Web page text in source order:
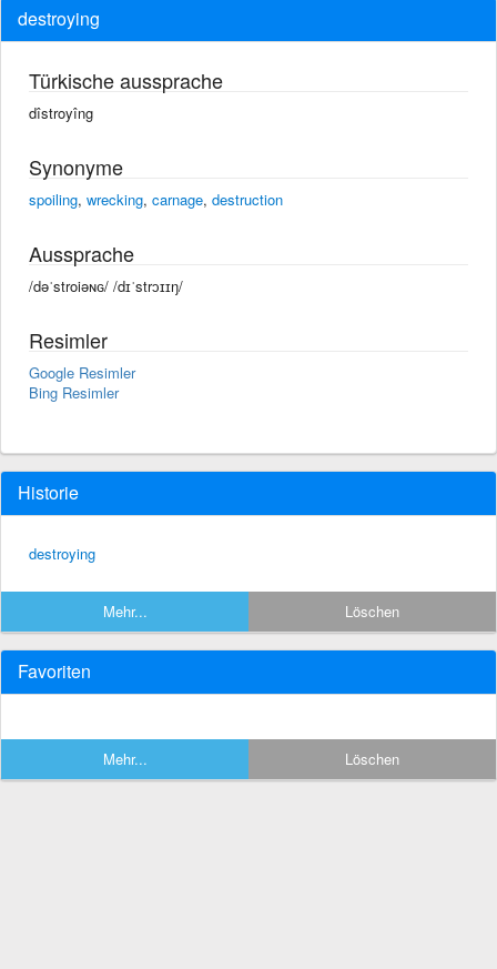
destroying
Türkische aussprache
dîstroyîng
Synonyme
spoiling, wrecking, carnage, destruction
Aussprache
/dəˈstroiəɴɢ/ /dɪˈstrɔɪɪŋ/
Resimler
Google Resimler
Bing Resimler
Historie
destroying
Mehr... Löschen
Favoriten
Mehr... Löschen